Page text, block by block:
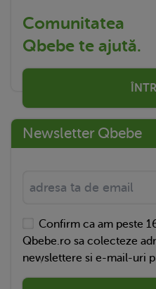
Comunitatea
Qbebe te ajută.
Newsletter Qbebe
Confirm ca am peste
Qbebe.ro sa colecteze
newslettere si e-mail-uri